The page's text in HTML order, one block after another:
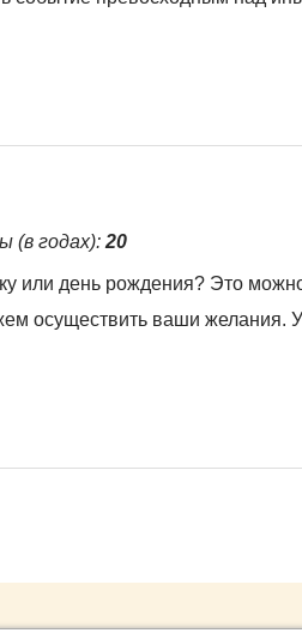
(в годах): 20
или день рождения? Это
осуществить ваши желания.